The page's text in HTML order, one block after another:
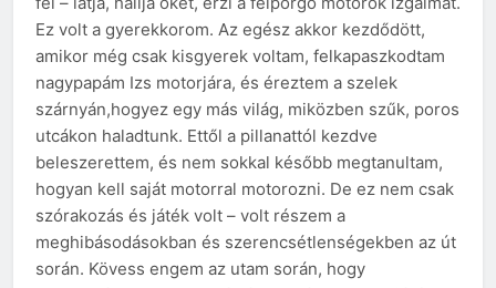
Ez volt a gyerekkorom. Az egész akkor kezdődött,
amikor még csak kisgyerek voltam, felkapaszkodtam
nagypapám Izs motorjára, és éreztem a szelek
szárnyán,hogyez egy más világ, miközben szűk, poros
utcákon haladtunk. Ettől a pillanattól kezdve
beleszerettem, és nem sokkal később megtanultam,
hogyan kell saját motorral motorozni. De ez nem csak
szórakozás és játék volt – volt részem a
meghibásodásokban és szerencsétlenségekben az út
során. Kövess engem az utam során, hogy